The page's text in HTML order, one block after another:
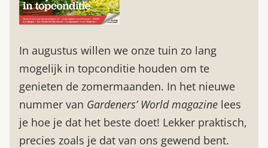
In augustus willen we onze tuin zo lang
mogelijk in topconditie houden om te
genieten de zomermaanden. In het nieuwe
nummer van Gardeners’ World magazine lees
je hoe je dat het beste doet! Lekker praktisch,
precies zoals je dat van ons gewend bent.